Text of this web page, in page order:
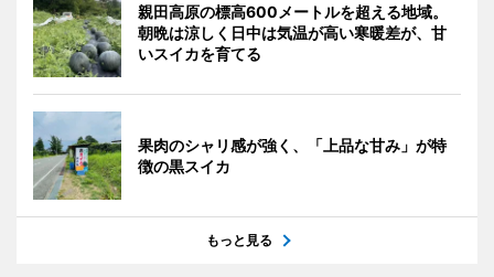
親田高原の標高600メートルを超える地域。
朝晩は涼しく日中は気温が高い寒暖差が、甘
いスイカを育てる
果肉のシャリ感が強く、「上品な甘み」が特
徴の黒スイカ
もっと見る